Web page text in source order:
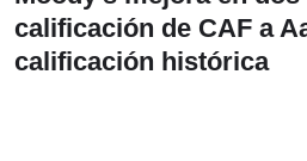
calificación de CAF a
calificación histórica